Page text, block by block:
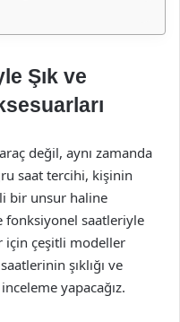
Şık ve
değil, aynı zamanda
saat tercihi, kişinin
bir unsur haline
fonksiyonel saatleriyle
için çeşitli modeller
şıklığı ve
yapacağız.